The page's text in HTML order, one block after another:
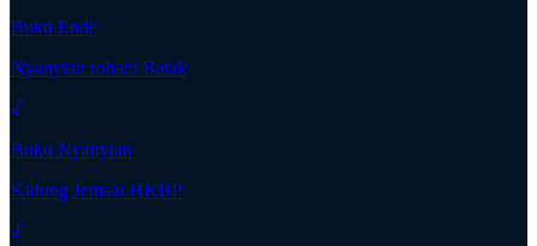
Buku Ende
Nyanyian rohani Batak
Buku Nyanyian
Kidung Jemaat HKBP